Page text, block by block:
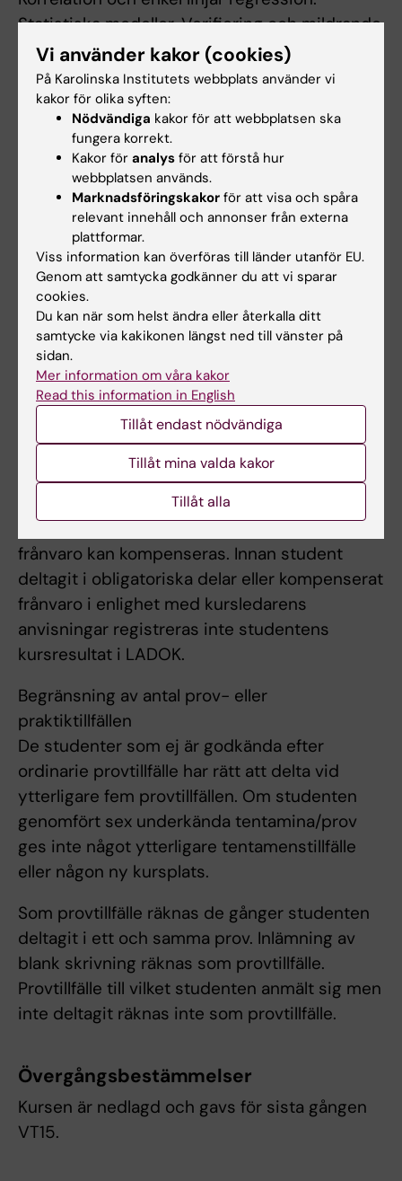
Statistiska modeller. Verifiering och mildrande
av modellantaganden. Robusta (icke-
parametriska och fördelningsfria) metoder.
Analys av kontingenstabeller.
Arbetsformer
Undervisningen innefattar salsundervisning
(föreläsningar, diskussioner) och praktiska
aktiviteter i mindre grupper (handledning,
datorlaborationer).
Examination
Examinationen består av skriftlig tentamen.
Obligatorisk närvaro
Närvaro krävs vid kursintroduktionen,
handledningstillfällen och grupparbeten. För
att få delta i den skriftliga sluttentamen krävs
godkänt på samtliga obligatoriska moment.
frånvaro kan kompenseras. Innan student
deltagit i obligatoriska delar eller kompenserat
frånvaro i enlighet med kursledarens
anvisningar registreras inte studentens
kursresultat i LADOK.
Begränsning av antal prov- eller
praktiktillfällen
De studenter som ej är godkända efter
ordinarie provtillfälle har rätt att delta vid
ytterligare fem provtillfällen. Om studenten
genomfört sex underkända tentamina/prov
ges inte något ytterligare tentamenstillfälle
eller någon ny kursplats.
Som provtillfälle räknas de gånger studenten
deltagit i ett och samma prov. Inlämning av
blank skrivning räknas som provtillfälle.
Provtillfälle till vilket studenten anmält sig men
inte deltagit räknas inte som provtillfälle.
Övergångsbestämmelser
Kursen är nedlagd och gavs för sista gången
VT15.
Vi använder kakor (cookies)
På Karolinska Institutets webbplats använder vi
kakor för olika syften:
Nödvändiga kakor för att webbplatsen ska
fungera korrekt.
Kakor för analys för att förstå hur
webbplatsen används.
Marknadsföringskakor för att visa och spåra
relevant innehåll och annonser från externa
plattformar.
Viss information kan överföras till länder utanför EU.
Genom att samtycka godkänner du att vi sparar
cookies.
Du kan när som helst ändra eller återkalla ditt
samtycke via kakikonen längst ned till vänster på
sidan.
Mer information om våra kakor
Read this information in English
Tillåt endast nödvändiga
Tillåt mina valda kakor
Tillåt alla